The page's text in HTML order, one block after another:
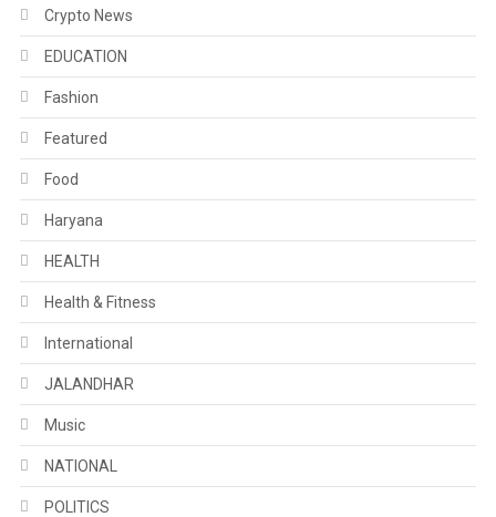
Crypto News
EDUCATION
Fashion
Featured
Food
Haryana
HEALTH
Health & Fitness
International
JALANDHAR
Music
NATIONAL
POLITICS